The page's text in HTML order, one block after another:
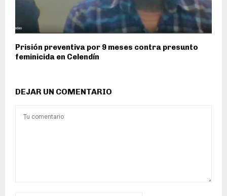
Prisión preventiva por 9 meses contra presunto
feminicida en Celendín
DEJAR UN COMENTARIO